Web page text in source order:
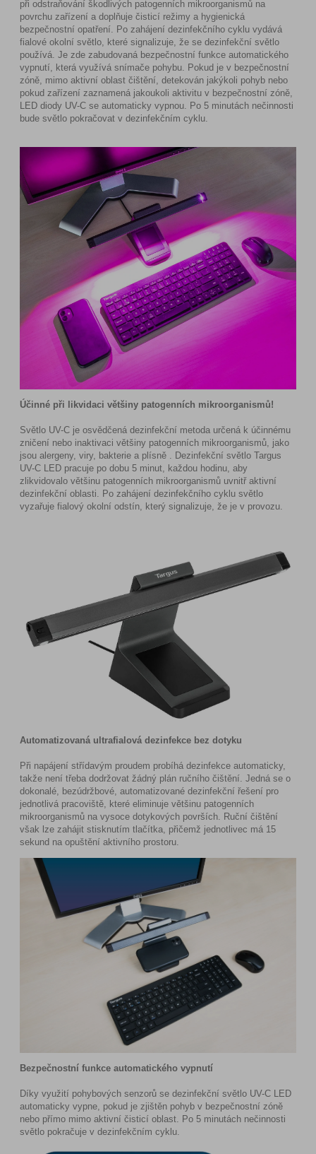
při odstraňování škodlivých patogenních mikroorganismů na
povrchu zařízení a doplňuje čisticí režimy a hygienická
bezpečnostní opatření. Po zahájení dezinfekčního cyklu vydává
fialové okolní světlo, které signalizuje, že se dezinfekční světlo
používá. Je zde zabudovaná bezpečnostní funkce automatického
vypnutí, která využívá snímače pohybu. Pokud je v bezpečnostní
zóně, mimo aktivní oblast čištění, detekován jakýkoli pohyb nebo
pokud zařízení zaznamená jakoukoli aktivitu v bezpečnostní zóně,
LED diody UV-C se automaticky vypnou. Po 5 minutách nečinnosti
bude světlo pokračovat v dezinfekčním cyklu.
Účinné při likvidaci většiny patogenních mikroorganismů!
Světlo UV-C je osvědčená dezinfekční metoda určená k účinnému
zničení nebo inaktivaci většiny patogenních mikroorganismů, jako
jsou alergeny, viry, bakterie a plísně . Dezinfekční světlo Targus
UV-C LED pracuje po dobu 5 minut, každou hodinu, aby
zlikvidovalo většinu patogenních mikroorganismů uvnitř aktivní
dezinfekční oblasti. Po zahájení dezinfekčního cyklu světlo
vyzařuje fialový okolní odstín, který signalizuje, že je v provozu.
Automatizovaná ultrafialová dezinfekce bez dotyku
Při napájení střídavým proudem probíhá dezinfekce automaticky,
takže není třeba dodržovat žádný plán ručního čištění. Jedná se o
dokonalé, bezúdržbové, automatizované dezinfekční řešení pro
jednotlivá pracoviště, které eliminuje většinu patogenních
mikroorganismů na vysoce dotykových površích. Ruční čištění
však lze zahájit stisknutím tlačítka, přičemž jednotlivec má 15
sekund na opuštění aktivního prostoru.
Bezpečnostní funkce automatického vypnutí
Díky využití pohybových senzorů se dezinfekční světlo UV-C LED
automaticky vypne, pokud je zjištěn pohyb v bezpečnostní zóně
nebo přímo mimo aktivní čisticí oblast. Po 5 minutách nečinnosti
světlo pokračuje v dezinfekčním cyklu.